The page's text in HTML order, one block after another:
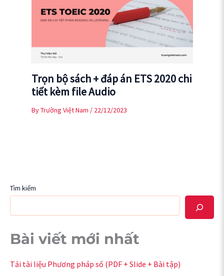
Trọn bộ sách + đáp án ETS 2020 chi
tiết kèm file Audio
ByTrường Việt Nam / 22/12/2023
Tìm kiếm
Bài viết mới nhất
Tải tài liệu Phương pháp số (PDF + Slide + Bài tập)